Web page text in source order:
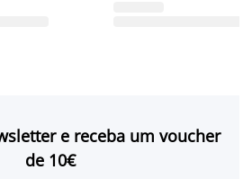
e receba um voucher
de 10€